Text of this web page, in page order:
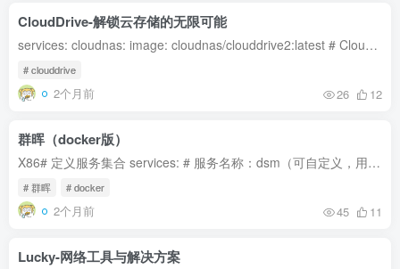
CloudDrive-解锁云存储的无限可能
services: cloudnas: image: cloudnas/clouddrive2:latest # Clouddrive2官方镜像 container_name: cd2 # 容器名称 environment: - TZ=Asia/Shanghai # 设置时区为上海 - CLOUDDRIVE_HOME=/Conf...
# clouddrive
2个月前 26 12
群晖（docker版）
X86# 定义服务集合 services: # 服务名称：dsm（可自定义，用于标识此服务） dsm: # 容器名称：dsm（启动后容器的实际名称，便于识别和管理） container_name: dsm # 使用的镜像：vdsm/virtual-...
# 群晖 # docker
2个月前 45 11
Lucky-网络工具与解决方案